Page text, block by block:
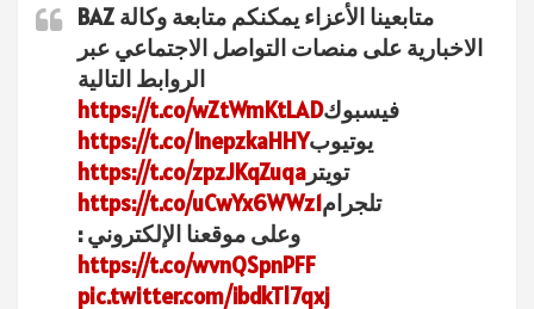
متابعينا الأعزاء يمكنكم متابعة وكالة BAZ
الاخبارية على منصات التواصل الاجتماعي عبر
الروابط التالية
فيسبوكhttps://t.co/wZtWmKtLAD
يوتيوبhttps://t.co/InepzkaHHY
تويتر https://t.co/zpzJKqZuqa
تلجرامhttps://t.co/uCwYx6WWz1
وعلى موقعنا الإلكتروني :
https://t.co/wvnQSpnPFF
pic.twitter.com/ibdkTl7qxj